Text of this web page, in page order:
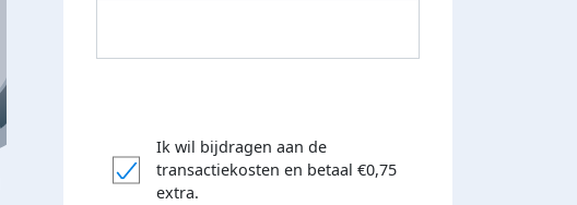
Donateurs bedankt
Ik wil bijdragen aan de
transactiekosten en betaal €0,75
extra.